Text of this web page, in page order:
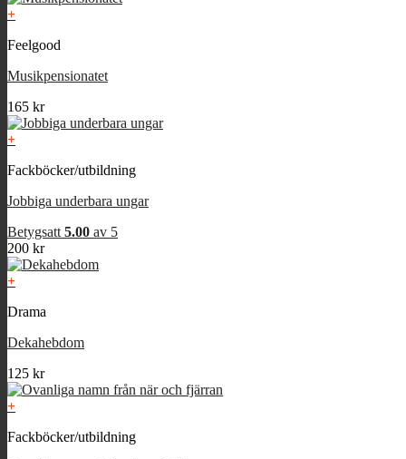
+
Feelgood
Musikpensionatet
165 kr
+
Fackböcker/utbildning
Jobbiga underbara ungar
Betygsatt 5.00 av 5
200 kr
+
Drama
Dekahebdom
125 kr
+
Fackböcker/utbildning